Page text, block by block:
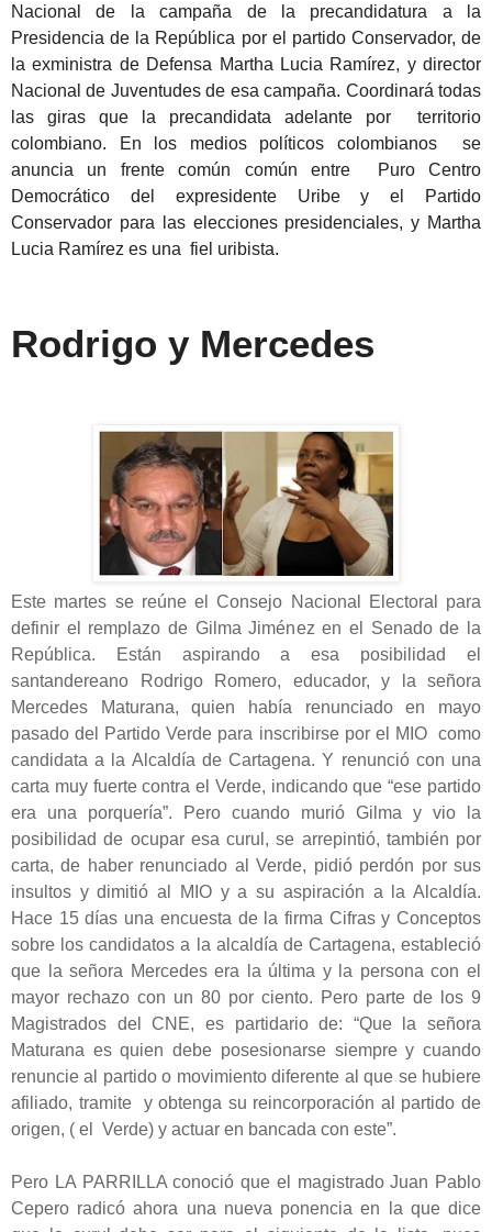
Nacional de la campaña de la precandidatura a la
Presidencia de la República por el partido Conservador, de
la exministra de Defensa Martha Lucia Ramírez, y director
Nacional de Juventudes de esa campaña. Coordinará todas
las giras que la precandidata adelante por territorio
colombiano. En los medios políticos colombianos se
anuncia un frente común común entre Puro Centro
Democrático del expresidente Uribe y el Partido
Conservador para las elecciones presidenciales, y Martha
Lucia Ramírez es una fiel uribista.
Rodrigo y Mercedes
Este martes se reúne el Consejo Nacional Electoral para
definir el remplazo de Gilma Jiménez en el Senado de la
República. Están aspirando a esa posibilidad el
santandereano Rodrigo Romero, educador, y la señora
Mercedes Maturana, quien había renunciado en mayo
pasado del Partido Verde para inscribirse por el MIO como
candidata a la Alcaldía de Cartagena. Y renunció con una
carta muy fuerte contra el Verde, indicando que “ese partido
era una porquería”. Pero cuando murió Gilma y vio la
posibilidad de ocupar esa curul, se arrepintió, también por
carta, de haber renunciado al Verde, pidió perdón por sus
insultos y dimitió al MIO y a su aspiración a la Alcaldía.
Hace 15 días una encuesta de la firma Cifras y Conceptos
sobre los candidatos a la alcaldía de Cartagena, estableció
que la señora Mercedes era la última y la persona con el
mayor rechazo con un 80 por ciento. Pero parte de los 9
Magistrados del CNE, es partidario de: “Que la señora
Maturana es quien debe posesionarse siempre y cuando
renuncie al partido o movimiento diferente al que se hubiere
afiliado, tramite y obtenga su reincorporación al partido de
origen, ( el Verde) y actuar en bancada con este”.
Pero LA PARRILLA conoció que el magistrado Juan Pablo
Cepero radicó ahora una nueva ponencia en la que dice